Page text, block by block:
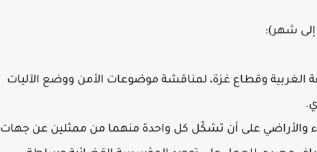
إلى شهر):
الغربية وقطاع غزة، لمناقشة موضوعات الأمن ووضع الآليات
والأراضي على أن تشكّل كل واحدة منهما من ممثلين عن جهات